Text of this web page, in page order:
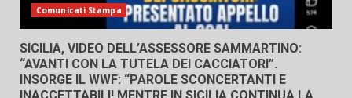
Comunicati Stampa
SICILIA, VIDEO DELL’ASSESSORE SAMMARTINO:
“AVANTI CON LA TUTELA DEI CACCIATORI”.
INSORGE IL WWF: “PAROLE SCONCERTANTI E